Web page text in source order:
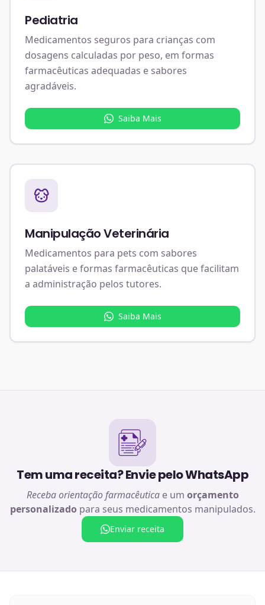
Pediatria
Medicamentos seguros para crianças com
dosagens calculadas por peso, em formas
farmacêuticas adequadas e sabores
agradáveis.
Saiba Mais
Manipulação Veterinária
Medicamentos para pets com sabores
palatáveis e formas farmacêuticas que facilitam
a administração pelos tutores.
Saiba Mais
Tem uma receita? Envie pelo WhatsApp
Receba orientação farmacêuticae um orçamento
personalizado para seus medicamentos manipulados.
Enviar receita